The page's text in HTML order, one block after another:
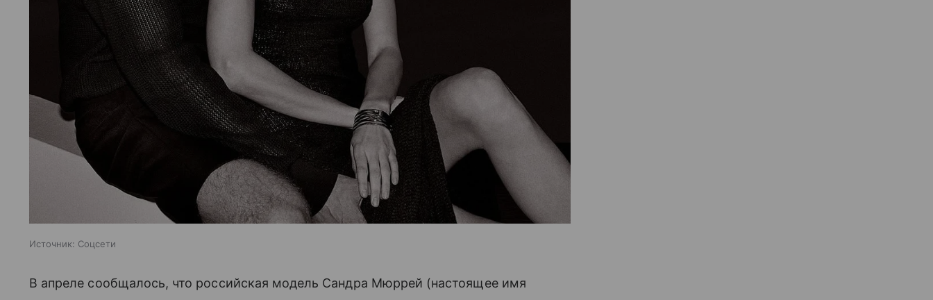
Источник: Соцсети
В апреле сообщалось, что российская модель Сандра Мюррей (настоящее имя